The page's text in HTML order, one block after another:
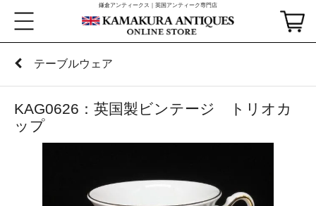
鎌倉アンティークス｜英国アンティーク専門店
テーブルウェア
KAG0626：英国製ビンテージ トリオカ
ップ